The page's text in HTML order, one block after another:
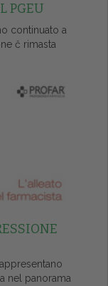
PGEU
continuato a
č rimasta
nel panorama